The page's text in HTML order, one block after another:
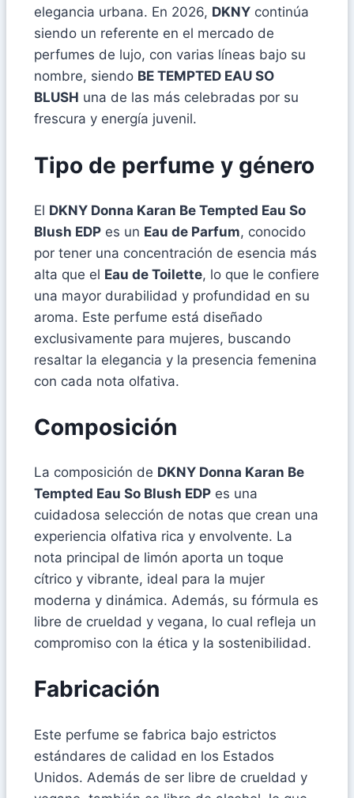
elegancia urbana. En 2026, DKNY continúa
siendo un referente en el mercado de
perfumes de lujo, con varias líneas bajo su
nombre, siendo BE TEMPTED EAU SO
BLUSH una de las más celebradas por su
frescura y energía juvenil.
Tipo de perfume y género
El DKNY Donna Karan Be Tempted Eau So
Blush EDP es un Eau de Parfum, conocido
por tener una concentración de esencia más
alta que el Eau de Toilette, lo que le confiere
una mayor durabilidad y profundidad en su
aroma. Este perfume está diseñado
exclusivamente para mujeres, buscando
resaltar la elegancia y la presencia femenina
con cada nota olfativa.
Composición
La composición de DKNY Donna Karan Be
Tempted Eau So Blush EDP es una
cuidadosa selección de notas que crean una
experiencia olfativa rica y envolvente. La
nota principal de limón aporta un toque
cítrico y vibrante, ideal para la mujer
moderna y dinámica. Además, su fórmula es
libre de crueldad y vegana, lo cual refleja un
compromiso con la ética y la sostenibilidad.
Fabricación
Este perfume se fabrica bajo estrictos
estándares de calidad en los Estados
Unidos. Además de ser libre de crueldad y